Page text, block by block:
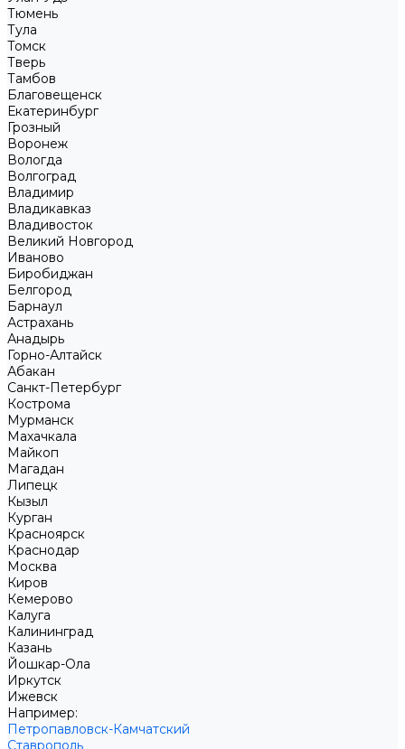
Тюмень
Тула
Томск
Тверь
Тамбов
Благовещенск
Екатеринбург
Грозный
Воронеж
Вологда
Волгоград
Владимир
Владикавказ
Владивосток
Великий Новгород
Иваново
Биробиджан
Белгород
Барнаул
Астрахань
Анадырь
Горно-Алтайск
Абакан
Санкт-Петербург
Кострома
Мурманск
Махачкала
Майкоп
Магадан
Липецк
Кызыл
Курган
Красноярск
Краснодар
Москва
Киров
Кемерово
Калуга
Калининград
Казань
Йошкар-Ола
Иркутск
Ижевск
Например:
Петропавловск-Камчатский
Ставрополь